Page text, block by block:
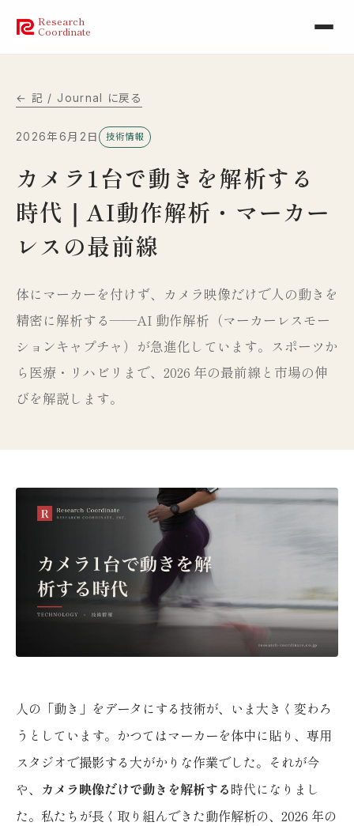
Research
Coordinate
← 記 / Journal に戻る
2026年6月2日 技術情報
カメラ1台で動きを解析する
時代｜AI動作解析・マーカー
レスの最前線
体にマーカーを付けず、カメラ映像だけで人の動きを
精密に解析する——AI 動作解析（マーカーレスモー
ションキャプチャ）が急進化しています。スポーツか
ら医療・リハビリまで、2026 年の最前線と市場の伸
びを解説します。
人の「動き」をデータにする技術が、いま大きく変わろ
うとしています。かつてはマーカーを体中に貼り、専用
スタジオで撮影する大がかりな作業でした。それが今
や、 カメラ映像だけで動きを解析する時代になりまし
た。私たちが長く取り組んできた動作解析の、2026 年の